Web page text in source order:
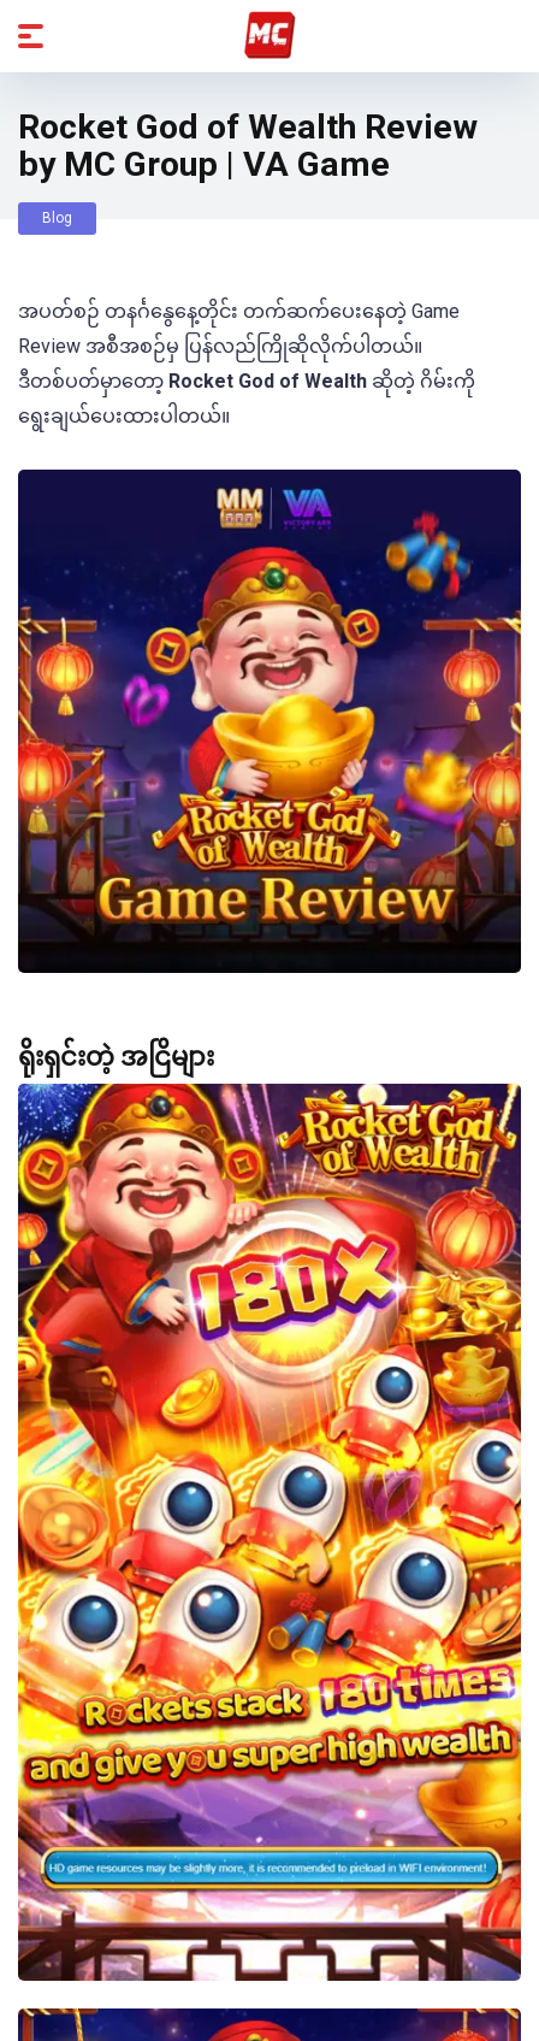
Rocket God of Wealth Review
by MC Group | VA Game
Blog
အပတ်စဉ် တနင်္ဂနွေနေ့တိုင်း တက်ဆက်ပေးနေတဲ့ Game
Review အစီအစဉ်မှ ပြန်လည်ကြိုဆိုလိုက်ပါတယ်။
ဒီတစ်ပတ်မှာတော့ Rocket God of Wealth ဆိုတဲ့ ဂိမ်းကို
ရွေးချယ်ပေးထားပါတယ်။
ရိုးရှင်းတဲ့ အငြိများ